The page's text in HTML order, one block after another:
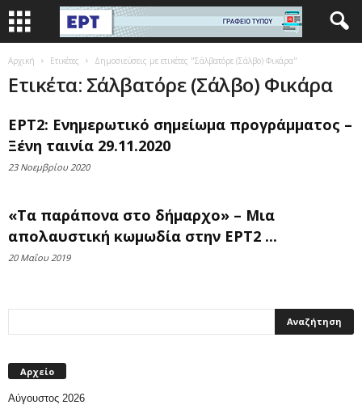
Αρχική Ετικέτες Δημοσιεύσεις με ετικέτες "Σάλβατόρε (Σάλβο) Φικάρα"
Ετικέτα: Σάλβατόρε (Σάλβο) Φικάρα
ΕΡΤ2: Ενημερωτικό σημείωμα προγράμματος –
Ξένη ταινία 29.11.2020
23 Νοεμβρίου 2020
«Τα παράπονα στο δήμαρχο» – Μια
απολαυστική κωμωδία στην ΕΡΤ2 ...
20 Μαΐου 2019
Αρχείο
Αύγουστος 2026